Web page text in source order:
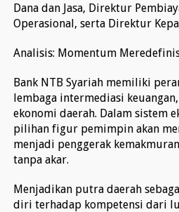
Dana dan Jasa, Direktur
Operasional, serta Direktur
Analisis: Momentum
Bank NTB Syariah memiliki
lembaga intermediasi
ekonomi daerah. Dalam sistem
pilihan figur pemimpin akan
menjadi penggerak
tanpa akar.
Menjadikan putra daerah
diri terhadap kompetensi dari